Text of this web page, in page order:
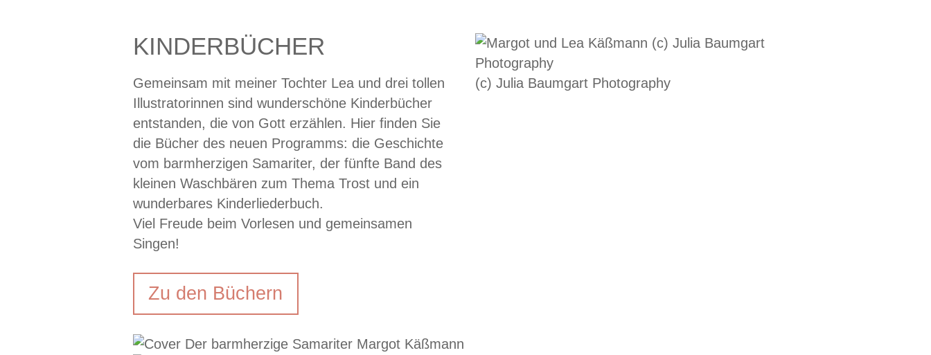
KINDERBÜCHER
Gemeinsam mit meiner Tochter Lea und drei tollen
Illustratorinnen sind wunderschöne Kinderbücher
entstanden, die von Gott erzählen. Hier finden Sie
die Bücher des neuen Programms: die Geschichte
vom barmherzigen Samariter, der fünfte Band des
kleinen Waschbären zum Thema Trost und ein
wunderbares Kinderliederbuch.
Viel Freude beim Vorlesen und gemeinsamen
Singen!
Zu den Büchern
(c) Julia Baumgart Photography